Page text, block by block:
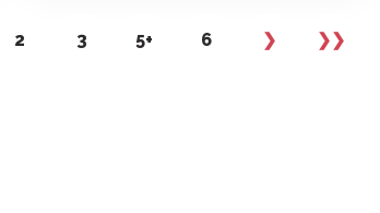
2 3 5+ 6 ❯ ❯❯